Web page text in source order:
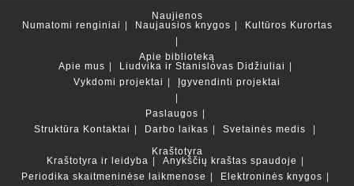
Naujienos
Numatomi renginiai
Naujausios knygos Kultūros Kurortas
Apie biblioteką
Apie mus
Liudvika ir Stanislovas Didžiuliai
Vykdomi projektai
Įgyvendinti projektai
Paslaugos
Struktūra Kontaktai Darbo laikas
Svetainės medis
Kraštotyra
Kraštotyra ir leidyba
Anykščių kraštas spaudoje
Periodika skaitmeninėse laikmenose
Elektroninės knygos